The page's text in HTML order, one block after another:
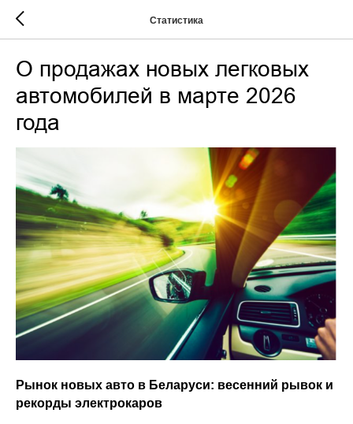
Статистика
О продажах новых легковых
автомобилей в марте 2026
года
Рынок новых авто в Беларуси: весенний рывок и
рекорды электрокаров